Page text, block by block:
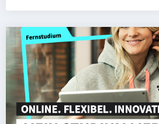
Mainz Münster Stuttgart
deutschlandweit Bonn